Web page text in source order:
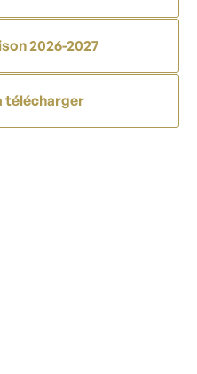
2026-2027
télécharger